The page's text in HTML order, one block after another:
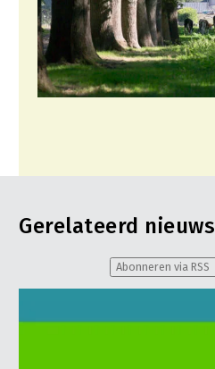
Gerelateerd nieuws
Abonneren via RSS